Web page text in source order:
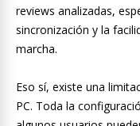
reviews analizadas,
sincronización y la
marcha.
Eso sí, existe una
PC. Toda la